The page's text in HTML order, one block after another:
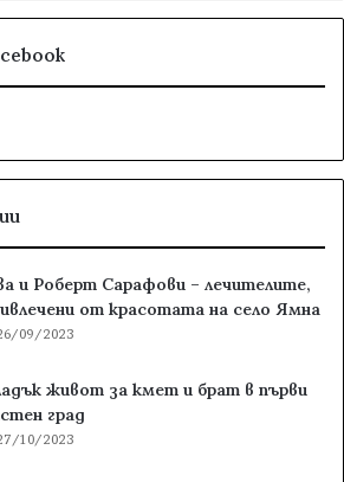
и Роберт Сарафови – лечителите,
от красотата на село Ямна
09/2023
живот за кмет и брат в първи
град
10/2023